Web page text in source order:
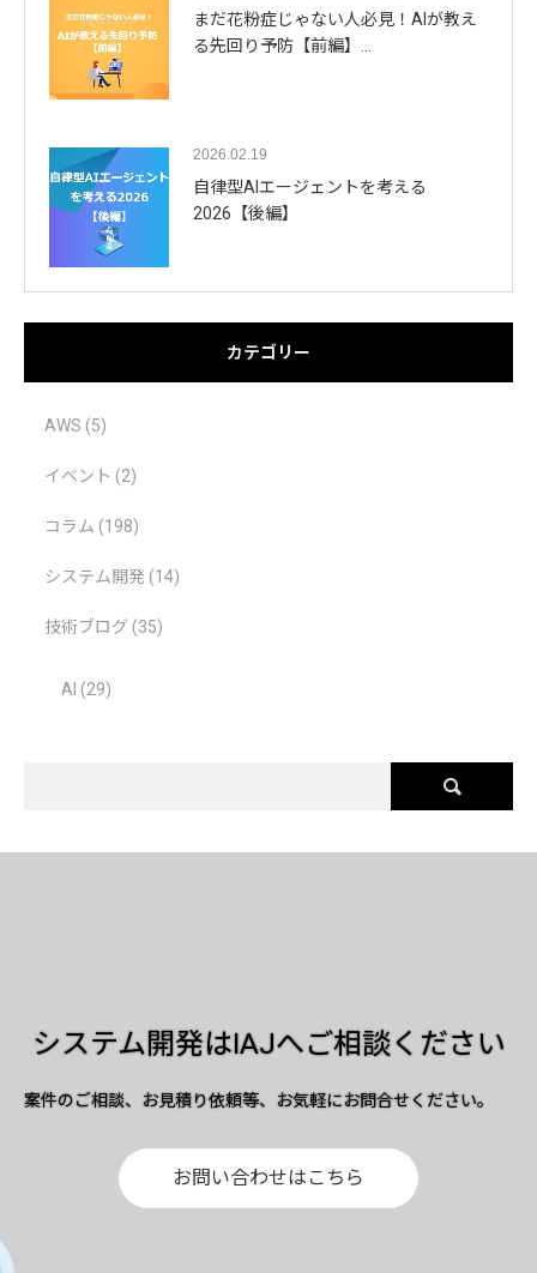
まだ花粉症じゃない人必見！AIが教え
る先回り予防【前編】…
2026.02.19
自律型AIエージェントを考える
2026【後編】
カテゴリー
AWS (5)
イベント (2)
コラム (198)
システム開発 (14)
技術ブログ (35)
AI (29)
システム開発はIAJへご相談ください
案件のご相談、お見積り依頼等、お気軽にお問合せください。
お問い合わせはこちら